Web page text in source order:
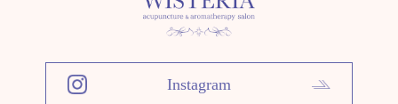
Instagram